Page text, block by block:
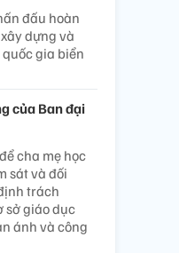
đấu hoàn
dựng và
gia biển
của Ban đại
cha mẹ học
sát và đối
trách
sở giáo dục
ánh và công